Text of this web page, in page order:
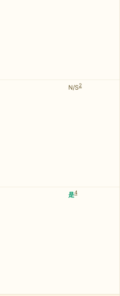
N/S2
是4